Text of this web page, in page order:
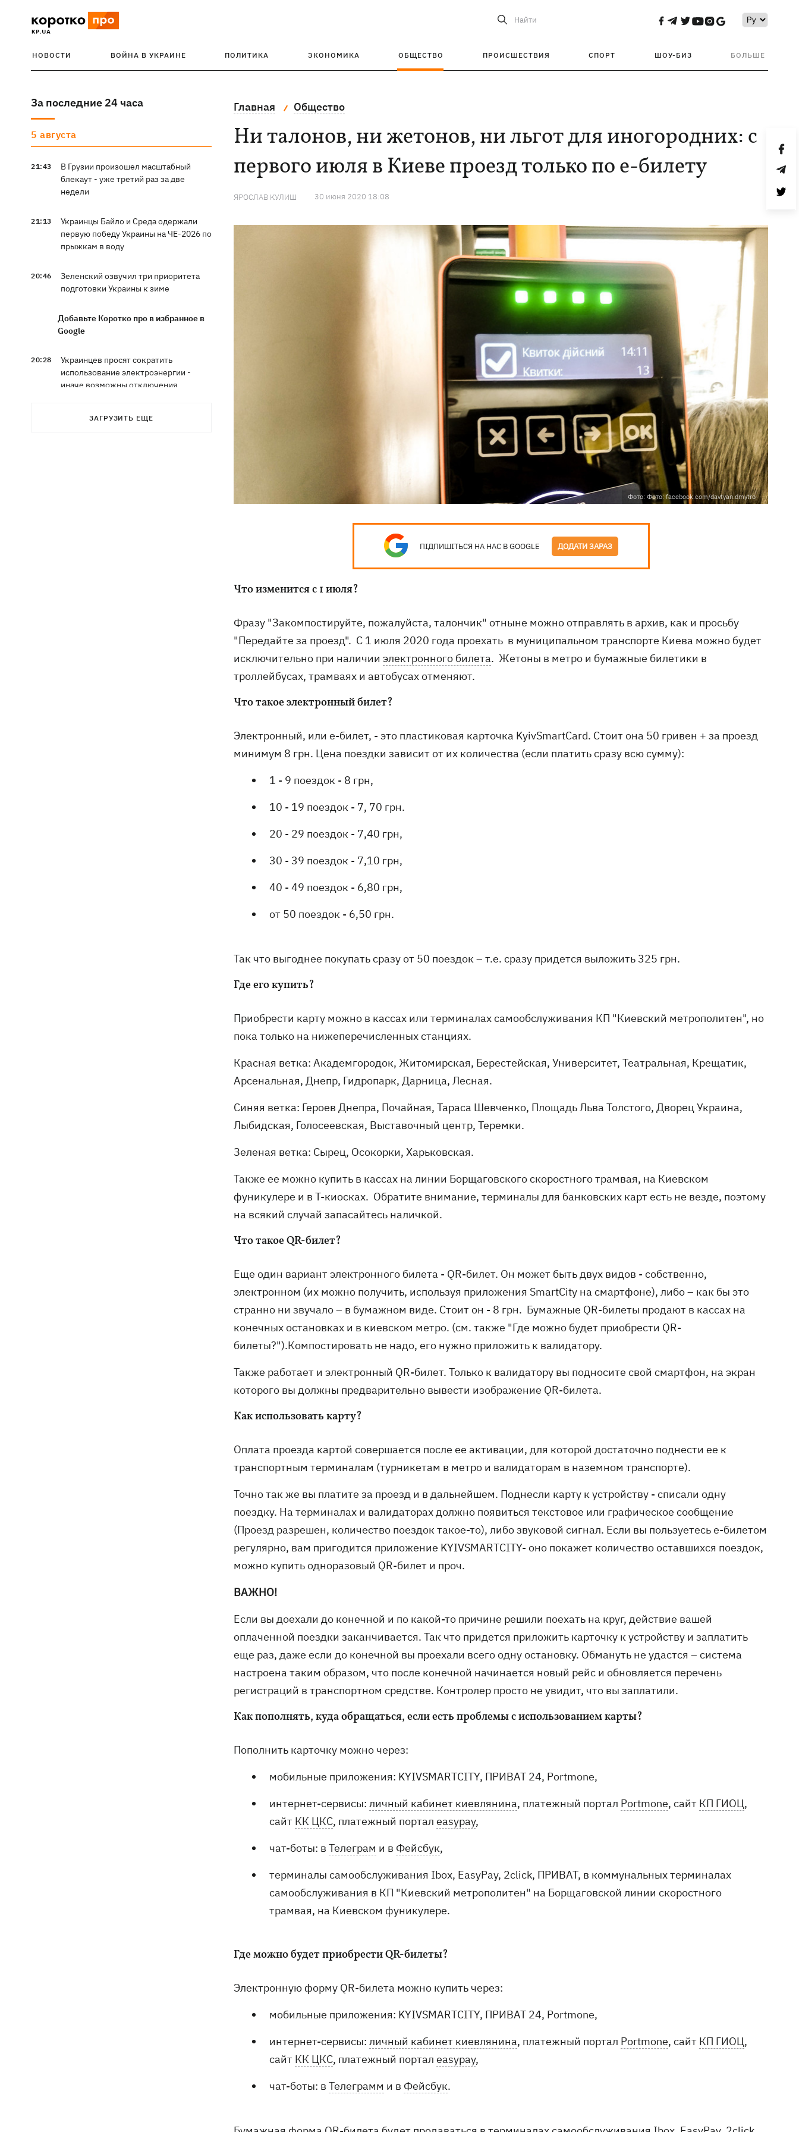
Найти
НОВОСТИ ВОЙНА В УКРАИНЕ ПОЛИТИКА ЭКОНОМИКА ОБЩЕСТВО ПРОИСШЕСТВИЯ СПОРТ ШОУ-БИЗ БОЛЬШЕ
За последние 24 часа
5 августа
21:43
В Грузии произошел масштабный
блекаут - уже третий раз за две
недели
21:13
Украинцы Байло и Среда одержали
первую победу Украины на ЧЕ-2026 по
прыжкам в воду
20:46
Зеленский озвучил три приоритета
подготовки Украины к зиме
Добавьте Коротко про в избранное в
Google
20:28
Украинцев просят сократить
использование электроэнергии -
иначе возможны отключения
Тайский футболист погиб от удара
ЗАГРУЗИТЬ ЕЩЕ
Главная Общество
Ни талонов, ни жетонов, ни льгот для иногородних: с
первого июля в Киеве проезд только по е-билету
ЯРОСЛАВ КУЛИШ 30 июня 2020 18:08
Фото: Фото: facebook.com/davtyan.dmytro
ПІДПИШІТЬСЯ НА НАС В GOOGLE ДОДАТИ ЗАРАЗ
Что изменится с 1 июля?
Фразу "Закомпостируйте, пожалуйста, талончик" отныне можно отправлять в архив, как и просьбу
"Передайте за проезд". С 1 июля 2020 года проехать в муниципальном транспорте Киева можно будет
исключительно при наличии электронного билета. Жетоны в метро и бумажные билетики в
троллейбусах, трамваях и автобусах отменяют.
Что такое электронный билет?
Электронный, или е-билет, - это пластиковая карточка KyivSmartCard. Стоит она 50 гривен + за проезд
минимум 8 грн. Цена поездки зависит от их количества (если платить сразу всю сумму):
1 - 9 поездок - 8 грн,
10 - 19 поездок - 7, 70 грн.
20 - 29 поездок - 7,40 грн,
30 - 39 поездок - 7,10 грн,
40 - 49 поездок - 6,80 грн,
от 50 поездок - 6,50 грн.
Так что выгоднее покупать сразу от 50 поездок – т.е. сразу придется выложить 325 грн.
Где его купить?
Приобрести карту можно в кассах или терминалах самообслуживания КП "Киевский метрополитен", но
пока только на нижеперечисленных станциях.
Красная ветка: Академгородок, Житомирская, Берестейская, Университет, Театральная, Крещатик,
Арсенальная, Днепр, Гидропарк, Дарница, Лесная.
Синяя ветка: Героев Днепра, Почайная, Тараса Шевченко, Площадь Льва Толстого, Дворец Украина,
Лыбидская, Голосеевская, Выставочный центр, Теремки.
Зеленая ветка: Сырец, Осокорки, Харьковская.
Также ее можно купить в кассах на линии Борщаговского скоростного трамвая, на Киевском
фуникулере и в Т-киосках. Обратите внимание, терминалы для банковских карт есть не везде, поэтому
на всякий случай запасайтесь наличкой.
Что такое QR-билет?
Еще один вариант электронного билета - QR-билет. Он может быть двух видов - собственно,
электронном (их можно получить, используя приложения SmartCity на смартфоне), либо – как бы это
странно ни звучало – в бумажном виде. Стоит он - 8 грн. Бумажные QR-билеты продают в кассах на
конечных остановках и в киевском метро. (см. также "Где можно будет приобрести QR-
билеты?").Компостировать не надо, его нужно приложить к валидатору.
Также работает и электронный QR-билет. Только к валидатору вы подносите свой смартфон, на экран
которого вы должны предварительно вывести изображение QR-билета.
Как использовать карту?
Оплата проезда картой совершается после ее активации, для которой достаточно поднести ее к
транспортным терминалам (турникетам в метро и валидаторам в наземном транспорте).
Точно так же вы платите за проезд и в дальнейшем. Поднесли карту к устройству - списали одну
поездку. На терминалах и валидаторах должно появиться текстовое или графическое сообщение
(Проезд разрешен, количество поездок такое-то), либо звуковой сигнал. Если вы пользуетесь е-билетом
регулярно, вам пригодится приложение KYIVSMARTCITY- оно покажет количество оставшихся поездок,
можно купить одноразовый QR-билет и проч.
ВАЖНО!
Если вы доехали до конечной и по какой-то причине решили поехать на круг, действие вашей
оплаченной поездки заканчивается. Так что придется приложить карточку к устройству и заплатить
еще раз, даже если до конечной вы проехали всего одну остановку. Обмануть не удастся – система
настроена таким образом, что после конечной начинается новый рейс и обновляется перечень
регистраций в транспортном средстве. Контролер просто не увидит, что вы заплатили.
Как пополнять, куда обращаться, если есть проблемы с использованием карты?
Пополнить карточку можно через:
мобильные приложения: KYIVSMARTCITY, ПРИВАТ 24, Portmone,
интернет-сервисы: личный кабинет киевлянина, платежный портал Portmone, сайт КП ГИОЦ,
сайт КК ЦКС, платежный портал easypay,
чат-боты: в Телеграм и в Фейсбук,
терминалы самообслуживания Ibox, EasyPay, 2click, ПРИВАТ, в коммунальных терминалах
самообслуживания в КП "Киевский метрополитен" на Борщаговской линии скоростного
трамвая, на Киевском фуникулере.
Где можно будет приобрести QR-билеты?
Электронную форму QR-билета можно купить через:
мобильные приложения: KYIVSMARTCITY, ПРИВАТ 24, Portmone,
интернет-сервисы: личный кабинет киевлянина, платежный портал Portmone, сайт КП ГИОЦ,
сайт КК ЦКС, платежный портал easypay,
чат-боты: в Телеграмм и в Фейсбук.